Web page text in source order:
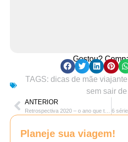
Gostou?
TAGS: dicas de mãe viajante
sem sair
ANTERIOR
Planeje sua viagem!